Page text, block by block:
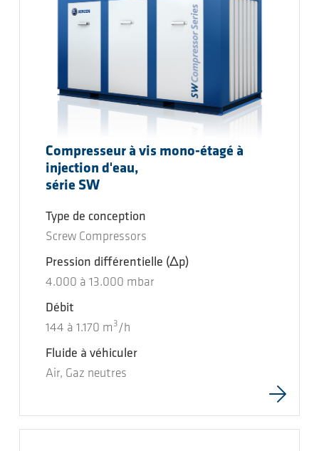
Compresseur à vis mono-étagé à
injection d'eau,
série SW
Type de conception
Screw Compressors
Pression différentielle (Δp)
4.000 à 13.000 mbar
Débit
144 à 1.170 m 3 /h
Fluide à véhiculer
Air, Gaz neutres